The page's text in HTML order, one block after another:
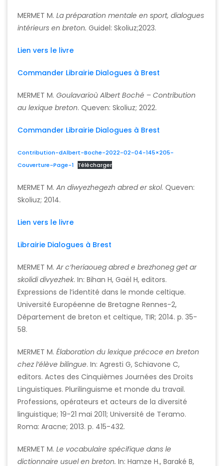
MERMET M. La préparation mentale en sport, dialogues
intérieurs en breton. Guidel: Skoliuz;2023.
Lien vers le livre
Commander Librairie Dialogues à Brest
MERMET M. Goulavarioù Albert Boché – Contribution
au lexique breton. Queven: Skoliuz; 2022.
Commander Librairie Dialogues à Brest
Contribution-dAlbert-Boche-2022-02-04-145×205-
Couverture-Page-1
Télécharger
MERMET M. An diwyezhegezh abred er skol. Queven:
Skoliuz; 2014.
Lien vers le livre
Librairie Dialogues à Brest
MERMET M. Ar c’heriaoueg abred e brezhoneg get ar
skolidi divyezhek. In: Bihan H, Gaël H, editors.
Expressions de l’identité dans le monde celtique.
Université Européenne de Bretagne Rennes-2,
Département de breton et celtique, TIR; 2014. p. 35-
58.
MERMET M. Élaboration du lexique précoce en breton
chez l’élève bilingue. In: Agresti G, Schiavone C,
editors. Actes des Cinquièmes Journées des Droits
Linguistiques. Plurilinguisme et monde du travail.
Professions, opérateurs et acteurs de la diversité
linguistique; 19-21 mai 2011; Université de Teramo.
Roma: Aracne; 2013. p. 415-432.
MERMET M. Le vocabulaire spécifique dans le
dictionnaire usuel en breton. In: Hamze H., Baraké B,